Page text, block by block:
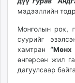
tovch.mn
mnb.mn
Livetv.mn
Eguur.mn
24tsag.mn
мэдээллийн
Монголын рок,
суурийг
хамтран “Мөнх
өнгөрсөн жил
дагуулсаар